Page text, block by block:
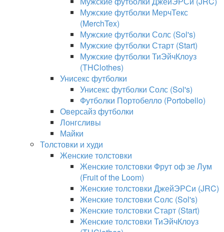
Мужские футболки МерчТекс
(MerchTex)
Мужские футболки Солс (Sol's)
Мужские футболки Старт (Start)
Мужские футболки ТиЭйчКлоуз
(THClothes)
Унисекс футболки
Унисекс футболки Солс (Sol's)
Футболки Портобелло (Portobello)
Оверсайз футболки
Лонгсливы
Майки
Толстовки и худи
Женские толстовки
Женские толстовки Фрут оф зе Лум
(Fruit of the Loom)
Женские толстовки ДжейЭРСи (JRC)
Женские толстовки Солс (Sol's)
Женские толстовки Старт (Start)
Женские толстовки ТиЭйчКлоуз